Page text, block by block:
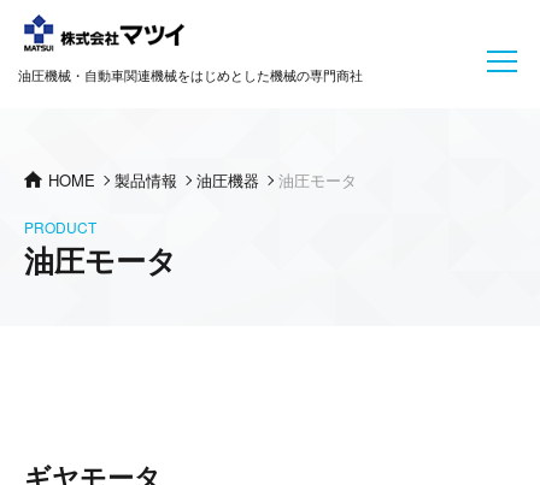
油圧機械・自動車関連機械をはじめとした機械の専門商社
HOME 製品情報 油圧機器 油圧モータ
PRODUCT
油圧モータ
ギヤモータ